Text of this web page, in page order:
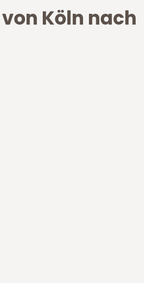
Köln nach